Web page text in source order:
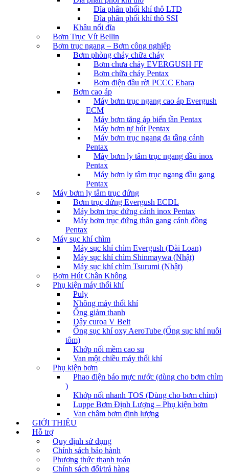
Đĩa phân phối khí thô LTD
Đĩa phân phối khí thô SSI
Khâu nối đĩa
Bơm Trục Vít Bellin
Bơm trục ngang – Bơm công nghiệp
Bơm phòng cháy chữa cháy
Bơm chưa cháy EVERGUSH FF
Bơm chữa cháy Pentax
Bơm điện đầu rời PCCC Ebara
Bơm cao áp
Máy bơm trục ngang cao áp Evergush
ECM
Máy bơm tăng áp biến tần Pentax
Máy bơm tự hút Pentax
Máy bơm trục ngang đa tầng cánh
Pentax
Máy bơm ly tâm trục ngang đầu inox
Pentax
Máy bơm ly tâm trục ngang đầu gang
Pentax
Máy bơm ly tâm trục đứng
Bơm trục đứng Evergush ECDL
Máy bơm trục đứng cánh inox Pentax
Máy bơm trục đứng thân gang cánh đồng
Pentax
Máy sục khí chìm
Máy sục khí chìm Evergush (Đài Loan)
Máy sục khí chìm Shinmaywa (Nhật)
Máy sục khí chìm Tsurumi (Nhật)
Bơm Hút Chân Không
Phụ kiện máy thổi khí
Puly
Nhông máy thổi khí
Ống giảm thanh
Dây curoa V Belt
Ống sục khí oxy AeroTube (Ống sục khí nuôi
tôm)
Khớp nối mềm cao su
Van một chiều máy thổi khí
Phụ kiện bơm
Phao điện báo mực nước (dùng cho bơm chìm
)
Khớp nối nhanh TOS (Dùng cho bơm chìm)
Luppe Bơm Định Lượng – Phụ kiện bơm
Van châm bơm định lượng
GIỚI THIỆU
Hỗ trợ
Quy định sử dụng
Chính sách bảo hành
Phương thức thanh toán
Chính sách đổi/trả hàng